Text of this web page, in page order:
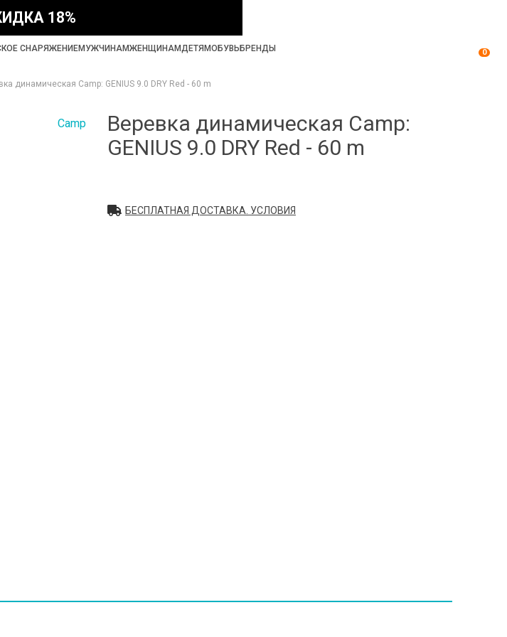
18%
СНАРЯЖЕНИЕМУЖЧИНАМЖЕНЩИНАМДЕТЯМОБУВЬ БРЕНДЫ 0
динамическая Camp: GENIUS 9.0 DRY Red - 60 m
Camp
Веревка динамическая Camp:
GENIUS 9.0 DRY Red - 60 m
БЕСПЛАТНАЯ ДОСТАВКА. УСЛОВИЯ